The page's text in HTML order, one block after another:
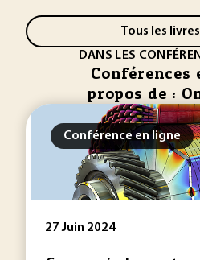
Tous les
DANS LES
Conférences
propos de :
Conférence en ligne
27 Juin 2024